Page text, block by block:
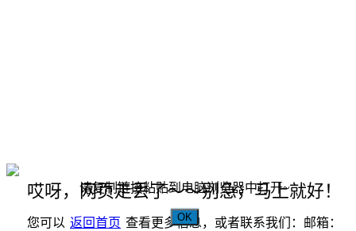
哎呀，网页走丢了～～别急，马上就好！
您可以 返回首页 查看更多信息，或者联系我们：邮箱：
请复制链接粘贴到电脑浏览器中打开~
OK